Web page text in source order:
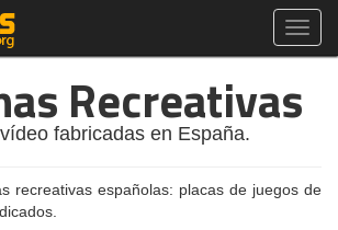
Recreativas
fabricadas en España.
recreativas españolas: placas de juegos de